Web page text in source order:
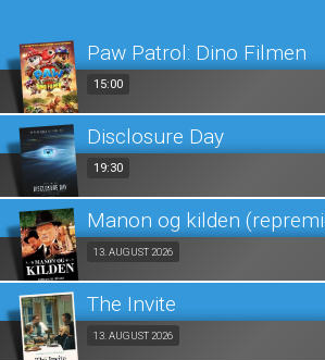
Paw Patrol: Dino Filmen
15:00
SE ALLE DAGE
LÆS MERE
Disclosure Day
19:30
SE ALLE DAGE
LÆS MERE
Manon og kilden
13. AUGUST 2026
SE ALLE DAGE
The Invite
13. AUGUST 2026